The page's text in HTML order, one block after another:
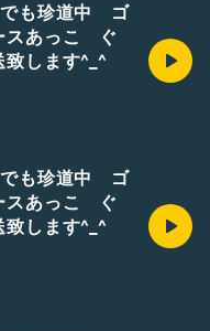
でも珍道中 ゴ
スあっこ ぐ
致します^_^
でも珍道中 ゴ
スあっこ ぐ
致します^_^